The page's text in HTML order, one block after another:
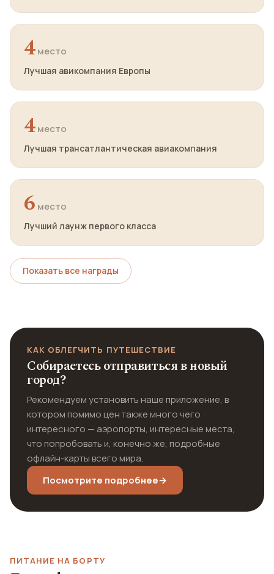
4место
Лучшая авикомпания Европы
4место
Лучшая трансатлантическая авиакомпания
6 место
Лучший лаунж первого класса
Показать все награды
КАК ОБЛЕГЧИТЬ ПУТЕШЕСТВИЕ
Собираетесь отправиться в новый
город?
Рекомендуем установить наше приложение, в
котором помимо цен также много чего
интересного — аэропорты, интересные места,
что попробовать и, конечно же, подробные
офлайн-карты всего мира.
Посмотрите подробнее→
ПИТАНИЕ НА БОРТУ